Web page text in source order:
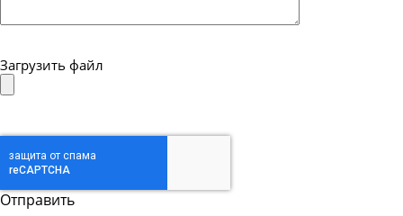
Загрузить файл